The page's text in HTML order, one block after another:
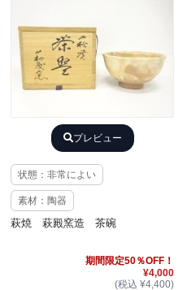
プレビュー
状態：非常によい
素材：陶器
萩焼 萩殿窯造 茶碗
期間限定50％OFF！
¥4,000
(税込 ¥4,400)